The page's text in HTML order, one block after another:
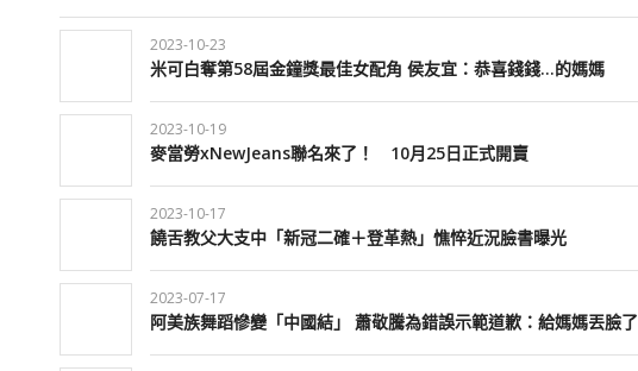
2023-10-23
米可白奪第58屆金鐘獎最佳女配角 侯友宜：恭喜錢錢…的媽媽
2023-10-19
麥當勞xNewJeans聯名來了！ 10月25日正式開賣
2023-10-17
饒舌教父大支中「新冠二確＋登革熱」憔悴近況臉書曝光
2023-07-17
阿美族舞蹈慘變「中國結」 蕭敬騰為錯誤示範道歉：給媽媽丟臉了